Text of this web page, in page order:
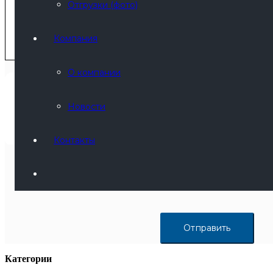
Отгрузки (фото)
Компания
О компании
Новости
Контакты
Заполняя форму, я даю
Категории